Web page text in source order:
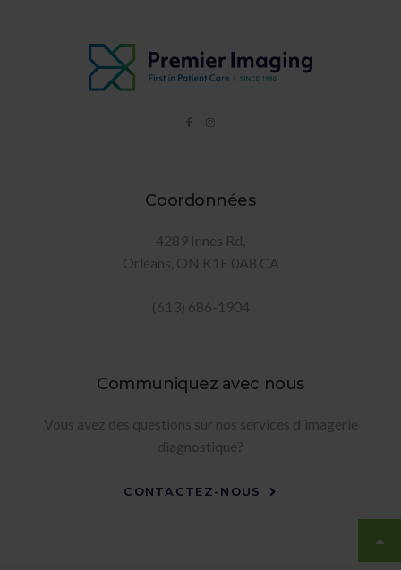
Coordonnées
4289 Innes Rd
Orléans ON K1E 0A8 CA
(613) 686-1904
Communiquez avec nous
Vous avez des questions sur nos services d'imagerie
diagnostique?
CONTACTEZ-NOUS